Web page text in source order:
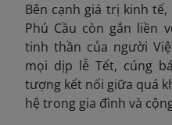
Bên cạnh giá trị kinh
Phú Cầu còn gắn liền
tinh thần của người
mọi dịp lễ Tết, cúng
tượng kết nối giữa quá
hệ trong gia đình và